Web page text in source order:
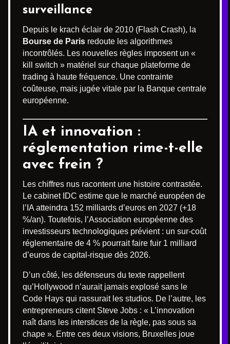
surveillance
Depuis le krach éclair de 2010 (Flash Crash), la
Bourse de Paris redoute les algorithmes
incontrôlés. Les nouvelles règles imposent un «
kill switch » matériel sur chaque plateforme de
trading à haute fréquence. Une contrainte
coûteuse, mais jugée vitale par la Banque centrale
européenne.
IA et innovation :
réglementation rime-t-elle
avec frein ?
Les chiffres nus racontent une histoire contrastée.
Le cabinet IDC estime que le marché européen de
l’IA atteindra 152 milliards d’euros en 2027 (+18
%/an). Toutefois, l’Association européenne des
investisseurs technologiques prévient : un sur-coût
réglementaire de 4 % pourrait faire fuir 1 milliard
d’euros de capital-risque dès 2026.
D’un côté, les défenseurs du texte rappellent
qu’Hollywood n’aurait jamais explosé sans le
Code Hays qui rassurait les studios. De l’autre, les
entrepreneurs citent Steve Jobs : « L’innovation
naît dans les interstices de la règle, pas sous sa
chape ». Entre ces deux visions, Bruxelles joue